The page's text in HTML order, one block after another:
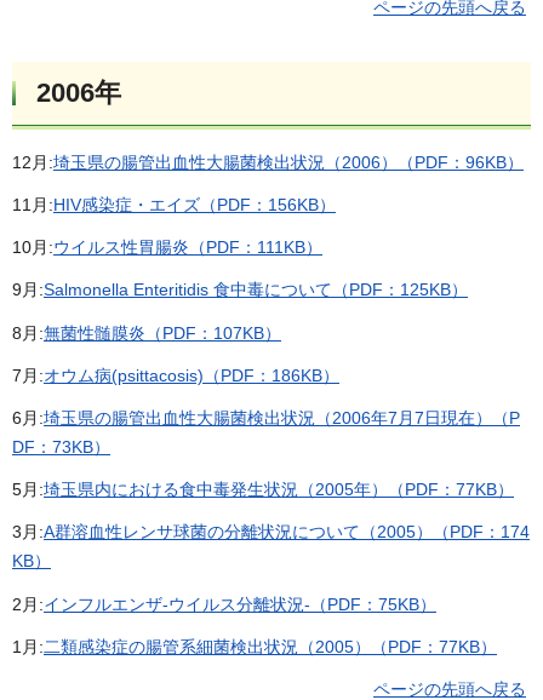
ページの先頭へ戻る
2006年
12月:埼玉県の腸管出血性大腸菌検出状況（2006）（PDF：96KB）
11月:HIV感染症・エイズ（PDF：156KB）
10月:ウイルス性胃腸炎（PDF：111KB）
9月:Salmonella Enteritidis 食中毒について（PDF：125KB）
8月:無菌性髄膜炎（PDF：107KB）
7月:オウム病(psittacosis)（PDF：186KB）
6月:埼玉県の腸管出血性大腸菌検出状況（2006年7月7日現在）（P
DF：73KB）
5月:埼玉県内における食中毒発生状況（2005年）（PDF：77KB）
3月:A群溶血性レンサ球菌の分離状況について（2005）（PDF：174
KB）
2月:インフルエンザ-ウイルス分離状況-（PDF：75KB）
1月:二類感染症の腸管系細菌検出状況（2005）（PDF：77KB）
ページの先頭へ戻る